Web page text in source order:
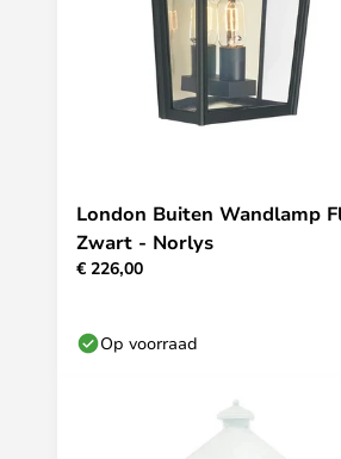
London Buiten Wandlamp
Zwart - Norlys
€ 226,00
Op voorraad